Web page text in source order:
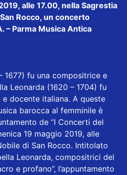
alle 17.00, nella Sagrestia
Rocco, un concerto
– Parma Musica Antica
1677) fu una compositrice e
Leonarda (1620 – 1704) fu
docente italiana. A queste
barocca al femminile è
de “I Concerti del
19 maggio 2019, alle
di San Rocco. Intitolato
Leonarda, compositrici del
e profano”, l’appuntamento